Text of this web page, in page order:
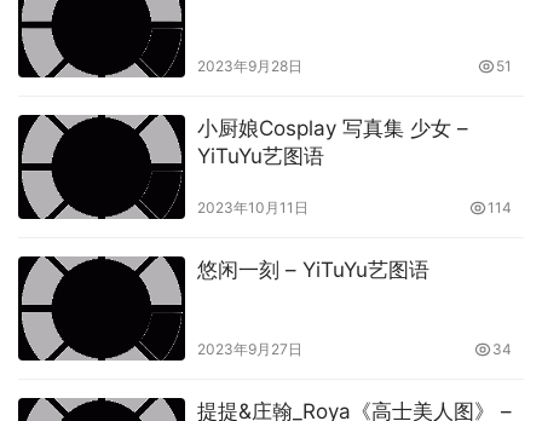
2023年9月28日 51
小厨娘Cosplay 写真集 少女 –
YiTuYu艺图语
2023年10月11日 114
悠闲一刻 – YiTuYu艺图语
2023年9月27日 34
提提&庄翰_Roya《高士美人图》 –